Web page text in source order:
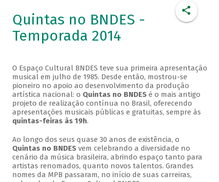
Quintas no BNDES -
Temporada 2014
O Espaço Cultural BNDES teve sua primeira apresentação
musical em julho de 1985. Desde então, mostrou-se
pioneiro no apoio ao desenvolvimento da produção
artística nacional: o Quintas no BNDESé o mais antigo
projeto de realização contínua no Brasil, oferecendo
apresentações musicais públicas e gratuitas, sempre às
quintas-feiras às 19h.
Ao longo dos seus quase 30 anos de existência, o
Quintas no BNDESvem celebrando a diversidade no
cenário da música brasileira, abrindo espaço tanto para
artistas renomados, quanto novos talentos. Grandes
nomes da MPB passaram, no início de suas carreiras,